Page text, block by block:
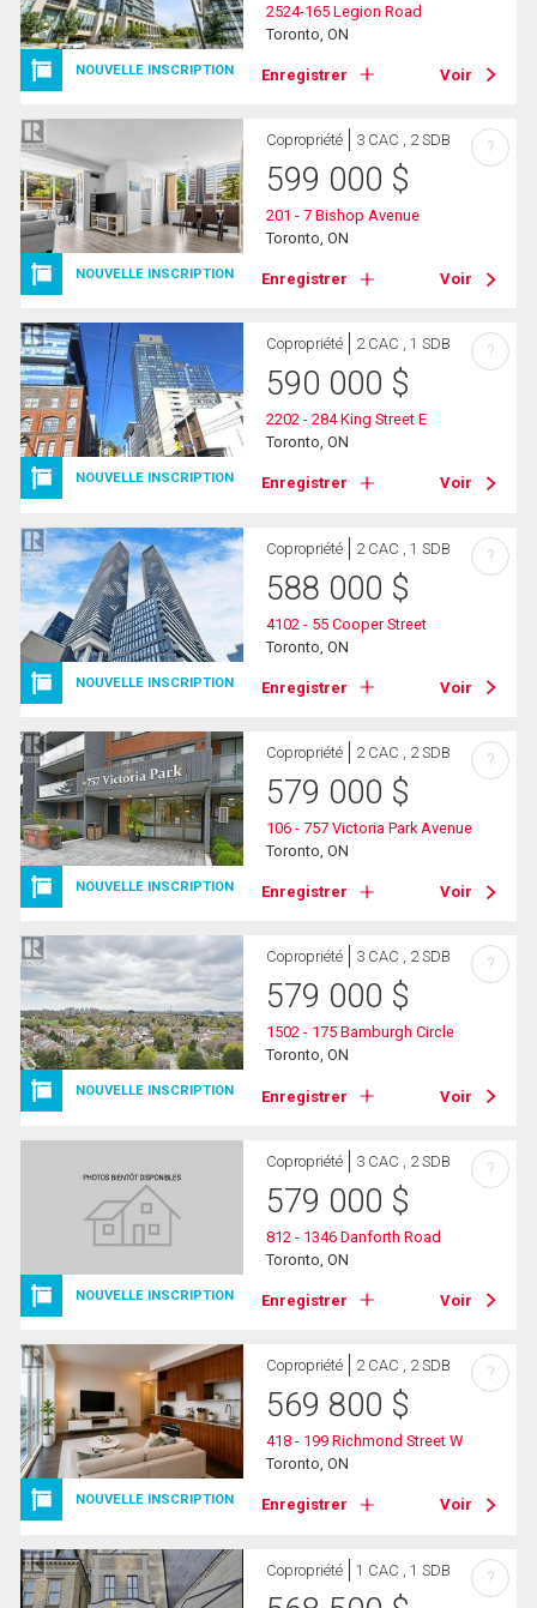
NOUVELLE INSCRIPTION
2524-165 Legion Road
Toronto, ON
Enregistrer Voir
NOUVELLE INSCRIPTION
Copropriété 3 CAC , 2 SDB
599 000 $
201 - 7 Bishop Avenue
Toronto, ON
Enregistrer Voir
?
NOUVELLE INSCRIPTION
Copropriété 2 CAC , 1 SDB
590 000 $
2202 - 284 King Street E
Toronto, ON
Enregistrer Voir
?
NOUVELLE INSCRIPTION
Copropriété 2 CAC , 1 SDB
588 000 $
4102 - 55 Cooper Street
Toronto, ON
Enregistrer Voir
?
NOUVELLE INSCRIPTION
Copropriété 2 CAC , 2 SDB
579 000 $
106 - 757 Victoria Park Avenue
Toronto, ON
Enregistrer Voir
?
NOUVELLE INSCRIPTION
Copropriété 3 CAC , 2 SDB
579 000 $
1502 - 175 Bamburgh Circle
Toronto, ON
Enregistrer Voir
?
NOUVELLE INSCRIPTION
Copropriété 3 CAC , 2 SDB
579 000 $
812 - 1346 Danforth Road
Toronto, ON
Enregistrer Voir
?
NOUVELLE INSCRIPTION
Copropriété 2 CAC , 2 SDB
569 800 $
418 - 199 Richmond Street W
Toronto, ON
Enregistrer Voir
?
Copropriété 1 CAC , 1 SDB ?